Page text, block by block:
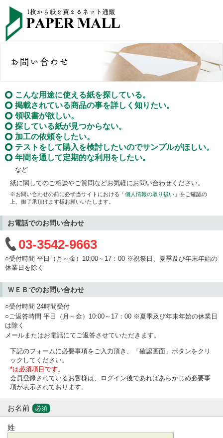
こんな用途に使える紙を探している。
掲載されている商品の事を詳しく知りたい。
領収書が欲しい。
探している紙が見つからない。
加工の依頼をしたい。
テストをして購入を検討したいのでサンプルがほしい。
年間を通して定期的な利用をしたい。
など
紙に関してのご相談やご質問などお気軽にお問い合わせください。
※お問い合わせの前に必ず当サイトにおける「個人情報の取り扱い 」をご確認の
上、御了承頂けます様お願いいたします。
お電話でのお問い合わせ
03-3542-9663
○受付時間 平日（月～金）10:00～17：00 ※祝祭日、夏季及び年末年始の
休業日を除く
ＷＥＢでのお問い合わせ
○受付時間 24時間受付
○ご返答時間 平日（月～金）10:00～17：00 ※夏季及び年末年始の休業日
は除く
メールまたはお電話にてご返答させていただきます。
下記のフォームに必要事項をご入力頂き、「確認画面」ボタンをクリ
ックしてください。
*は必須項目です。
会員登録されているお客様は、ログイン後であればあらかじめ必要事
項が表示されております。
お名前 必須
姓